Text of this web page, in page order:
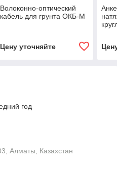
Волоконно-оптический
кабель для грунта ОКБ-М
Цену уточняйте
год
Алматы, Казахстан